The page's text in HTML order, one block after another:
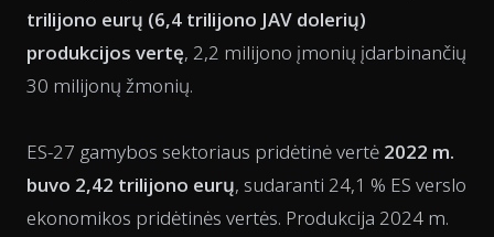
trilijono eurų (6,4 trilijono JAV dolerių)
produkcijos vertę, 2,2 milijono įmonių įdarbinančių
30 milijonų žmonių.
ES-27 gamybos sektoriaus pridėtinė vertė 2022 m.
buvo 2,42 trilijono eurų, sudaranti 24,1 % ES verslo
ekonomikos pridėtinės vertės. Produkcija 2024 m.